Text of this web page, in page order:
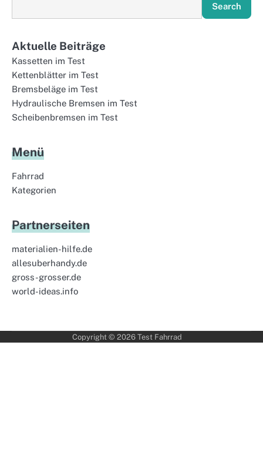
Search
Aktuelle Beiträge
Kassetten im Test
Kettenblätter im Test
Bremsbeläge im Test
Hydraulische Bremsen im Test
Scheibenbremsen im Test
Menü
Fahrrad
Kategorien
Partnerseiten
materialien-hilfe.de
allesuberhandy.de
gross-grosser.de
world-ideas.info
Copyright © 2026 Test Fahrrad